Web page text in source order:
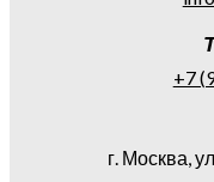
+7
г. Москва,